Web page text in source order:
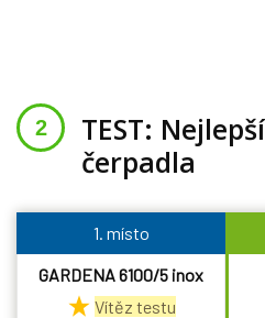
TEST:
čerpadla
1. místo
GARDENA 6100/5 inox
Vítěz testu